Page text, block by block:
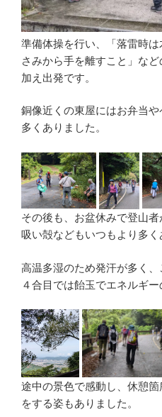
準備体操を行い、「落雷時
さみから手を離すこと」な
加え出発です。
銅像近くの東屋にはお弁当
多くありました。
その後も、お盆休みで登山
吸い殻などもいつもより多く
高温多湿のため発汗が多く、
４合目では飴玉でエネルギー
途中の景色で感動し、休憩
をする姿もありました。